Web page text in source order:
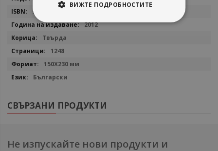
9789542812227
2012
Твърда
1248
150X230 мм
Български
СВЪРЗАНИ ПРОДУКТИ
Не изпускайте нови продукти и
ВИЖТЕ ПОДРОБНОСТИТЕ